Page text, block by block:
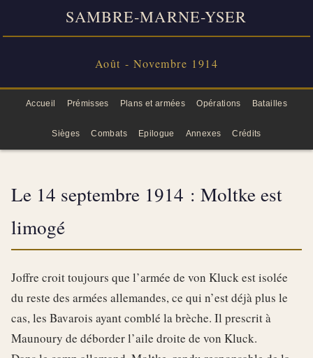
SAMBRE-MARNE-YSER
Août - Novembre 1914
Accueil Prémisses Plans et armées Opérations Batailles
Sièges Combats Epilogue Annexes Crédits
Le 14 septembre 1914 : Moltke est
limogé
Joffre croit toujours que l’armée de von Kluck est isolée
du reste des armées allemandes, ce qui n’est déjà plus le
cas, les Bavarois ayant comblé la brèche. Il prescrit à
Maunoury de déborder l’aile droite de von Kluck.